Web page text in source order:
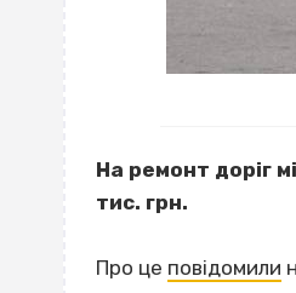
На ремонт доріг
тис. грн.
Про це повідомили